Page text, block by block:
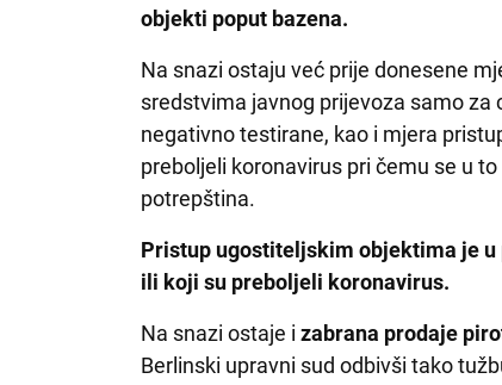
objekti poput bazena.
Na snazi ostaju već prije donesene
sredstvima javnog prijevoza samo za
negativno testirane, kao i mjera
preboljeli koronavirus pri čemu se u
potrepština.
Pristup ugostiteljskim objektima je
ili koji su preboljeli koronavirus.
Na snazi ostaje i zabrana prodaje
Berlinski upravni sud odbivši tako